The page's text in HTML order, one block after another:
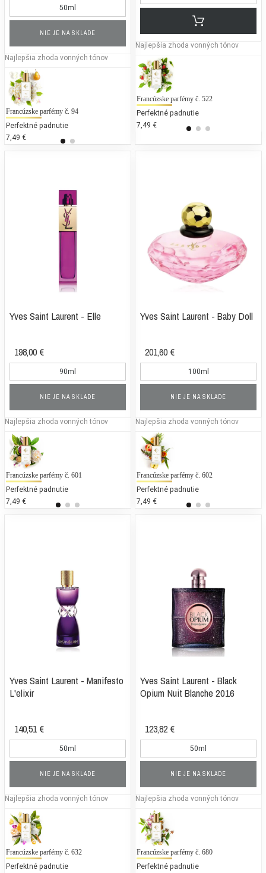
50ml
NIE JE NA SKLADE
Najlepšia zhoda vonných tónov
Francúzske parfémy č. 94
Perfektné padnutie
7,49 €
Gabriela Sabatini - Gabriela Sabatini
25 % bežných vonných tónov
Najlepšia zhoda vonných tónov
Francúzske parfémy č. 522
Perfektné padnutie
7,49 €
Yves Saint Laurent - Elle
198,00 €
90ml
NIE JE NA SKLADE
Najlepšia zhoda vonných tónov
Francúzske parfémy č. 601
Perfektné padnutie
7,49 €
Chanel - Chance eau de Fraiche
50 % bežných vonných tónov
160,99 €
Yves Saint Laurent - Baby Doll
201,60 €
100ml
NIE JE NA SKLADE
Najlepšia zhoda vonných tónov
Francúzske parfémy č. 602
Perfektné padnutie
7,49 €
Yves Saint Laurent - Manifesto
L'elixir
140,51 €
50ml
NIE JE NA SKLADE
Najlepšia zhoda vonných tónov
Francúzske parfémy č. 632
Perfektné padnutie
Gabriela Sabatini - Gabriela Sabatini
50 % bežných vonných tónov
Yves Saint Laurent - Black
Opium Nuit Blanche 2016
123,82 €
50ml
NIE JE NA SKLADE
Najlepšia zhoda vonných tónov
Francúzske parfémy č. 680
Perfektné padnutie